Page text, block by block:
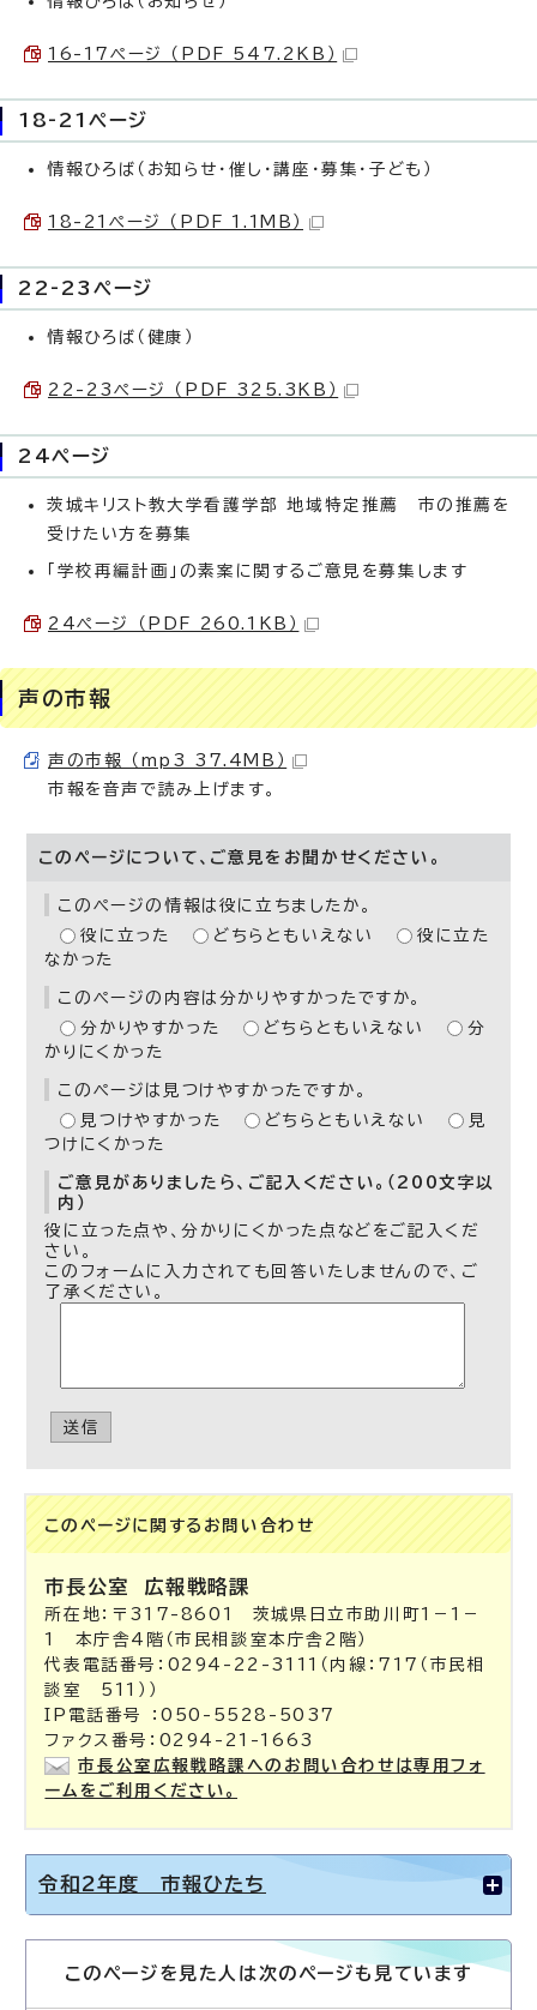
16-17ページ （PDF 547.2KB）
18-21ページ
情報ひろば（お知らせ・催し・講座・募集・子ども）
18-21ページ （PDF 1.1MB）
22-23ページ
情報ひろば（健康）
22-23ページ （PDF 325.3KB）
24ページ
茨城キリスト教大学看護学部 地域特定推薦 市の推薦を
受けたい方を募集
「学校再編計画」の素案に関するご意見を募集します
24ページ （PDF 260.1KB）
声の市報
声の市報 （mp3 37.4MB）
市報を音声で読み上げます。
このページについて、ご意見をお聞かせください。
このページの情報は役に立ちましたか。
役に立った
どちらともいえない
役に立た
なかった
このページの内容は分かりやすかったですか。
分かりやすかった
どちらともいえない
分
かりにくかった
このページは見つけやすかったですか。
見つけやすかった
どちらともいえない
見
つけにくかった
ご意見がありましたら、ご記入ください。（200文字以
内）
役に立った点や、分かりにくかった点などをご記入くだ
さい。
このフォームに入力されても回答いたしませんので、ご
了承ください。
送信
このページに関する お問い合わせ
市長公室 広報戦略課
所在地：〒317-8601 茨城県日立市助川町1－1－
1 本庁舎4階（市民相談室本庁舎2階）
代表電話番号：0294-22-3111（内線：717（市民相
談室 511））
IP電話番号 ：050-5528-5037
ファクス番号：0294-21-1663
市長公室広報戦略課へのお問い合わせは専用フォ
ームをご利用ください。
令和2年度 市報ひたち
このページを見た人は次のページも見ています